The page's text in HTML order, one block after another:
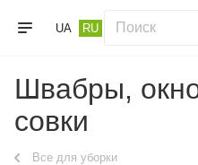
UA RU
Швабры,
совки
Все для уборки